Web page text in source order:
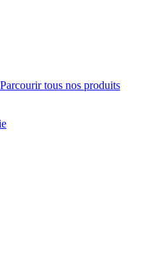
Parcourir tous nos produits